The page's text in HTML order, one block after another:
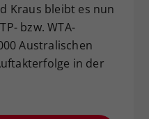
Kraus bleibt es nun
bzw. WTA-
Australischen
in der